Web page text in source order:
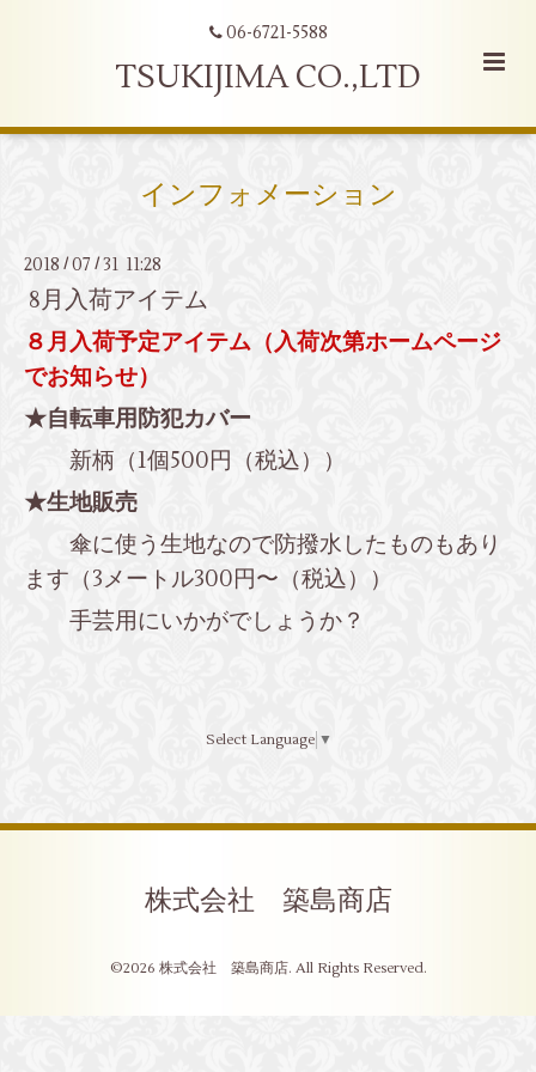
06-6721-5588
TSUKIJIMA CO.,LTD
インフォメーション
2018 / 07 /31 11:28
8月入荷アイテム
８月入荷予定アイテム（入荷次第ホームページ
でお知らせ）
★自転車用防犯カバー
新柄（1個500円（税込））
★生地販売
傘に使う生地なので防撥水したものもあり
ます（3メートル300円〜（税込））
手芸用にいかがでしょうか？
Select Language ▼
株式会社 築島商店
©2026 株式会社 築島商店. All Rights Reserved.